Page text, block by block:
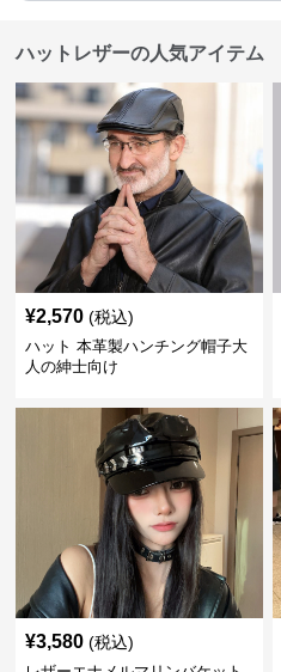
ハットレザーの人気アイテム
¥2,570 (税込)
ハット 本革製ハンチング帽子大
人の紳士向け
¥3,580 (税込)